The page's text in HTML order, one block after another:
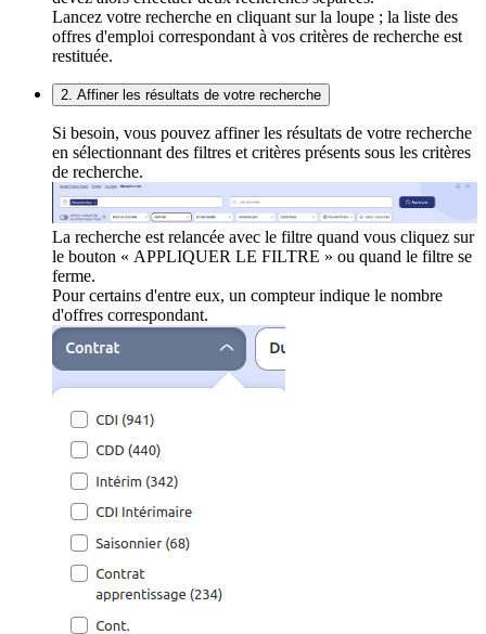
Lancez votre recherche en cliquant sur la loupe ; la liste des
offres d'emploi correspondant à vos critères de recherche est
restituée.
2. Affiner les résultats de votre recherche
Si besoin, vous pouvez affiner les résultats de votre recherche
en sélectionnant des filtres et critères présents sous les critères
de recherche.
La recherche est relancée avec le filtre quand vous cliquez sur
le bouton « APPLIQUER LE FILTRE » ou quand le filtre se
ferme.
Pour certains d'entre eux, un compteur indique le nombre
d'offres correspondant.